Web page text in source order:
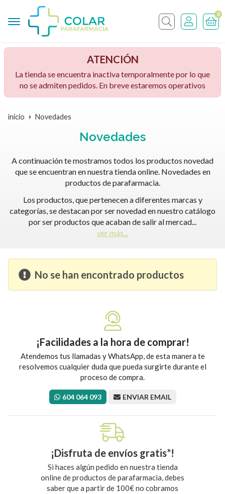
Buscar
0
ATENCIÓN
La tienda se encuentra inactiva temporalmente por lo que
no se admiten pedidos. En breve estaremos operativos
inicio Novedades
Novedades
A continuación te mostramos todos los productos novedad
que se encuentran en nuestra tienda online. Novedades en
productos de parafarmacia.
Los productos, que pertenecen a diferentes marcas y
categorías, se destacan por ser novedad en nuestro catálogo
por ser productos que acaban de salir al mercad...
ver más...
No se han encontrado productos
¡Facilidades a la hora de comprar!
Atendemos tus llamadas y WhatsApp, de esta manera te
resolvemos cualquier duda que pueda surgirte durante el
proceso de compra.
604 064 093 ENVIAR EMAIL
¡Disfruta de envíos gratis*!
Si haces algún pedido en nuestra tienda
online de productos de parafarmacia, debes
saber que a partir de 100€ no cobramos